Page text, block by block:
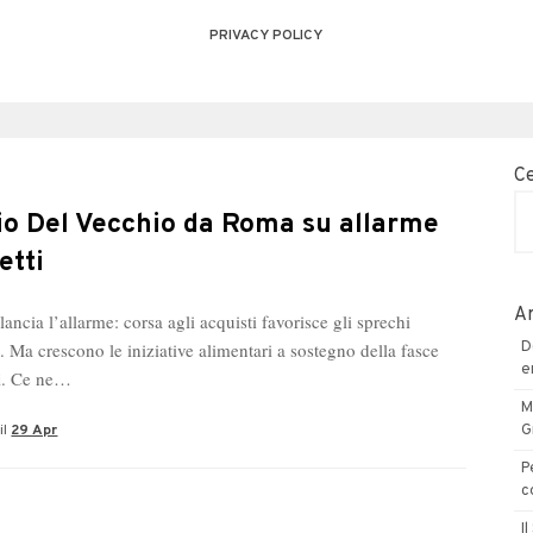
PRIVACY POLICY
Del Vecchio da Roma su allarme
l’allarme: corsa agli acquisti favorisce gli sprechi
Ma crescono le iniziative alimentari a sostegno della fasce
Ce ne…
29 Apr